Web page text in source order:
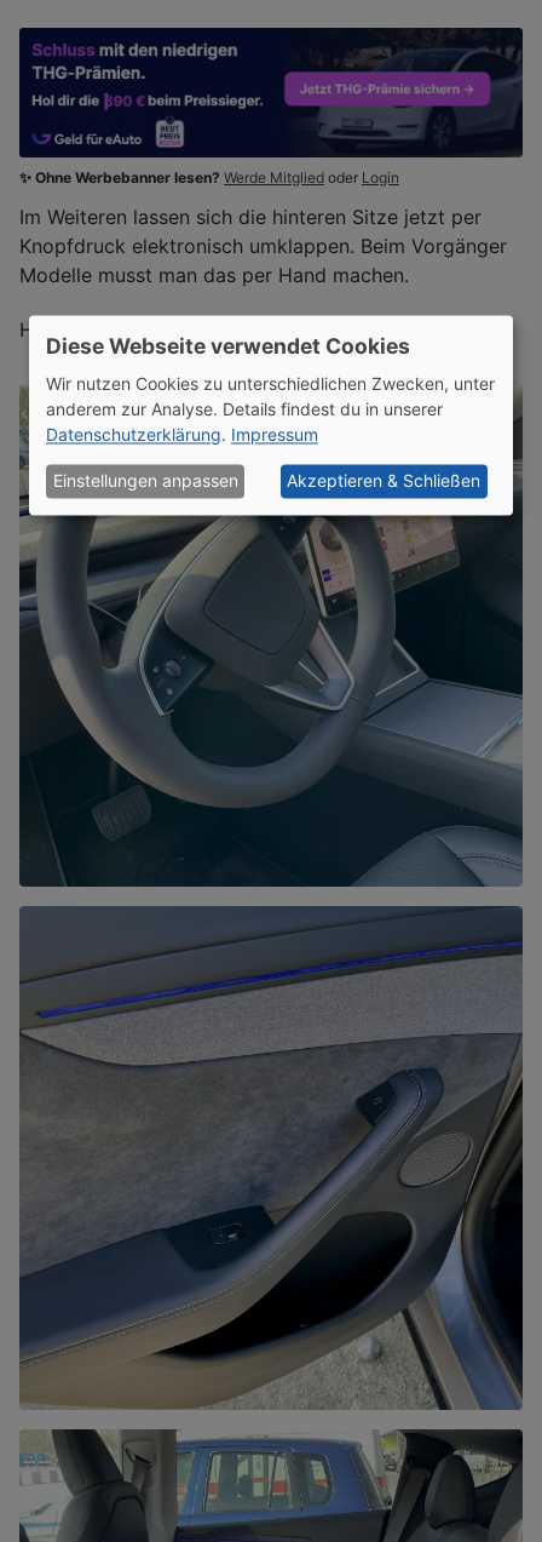
✨ Ohne Werbebanner lesen? Werde Mitglied oder Login
Im Weiteren lassen sich die hinteren Sitze jetzt per
Knopfdruck elektronisch umklappen. Beim Vorgänger
Modelle musst man das per Hand machen.
Hier ein paar Fotos zum neuen Innenraum:
Diese Webseite verwendet Cookies
Wir nutzen Cookies zu unterschiedlichen Zwecken, unter
anderem zur Analyse. Details findest du in unserer
Datenschutzerklärung. Impressum
Einstellungen anpassen Akzeptieren & Schließen